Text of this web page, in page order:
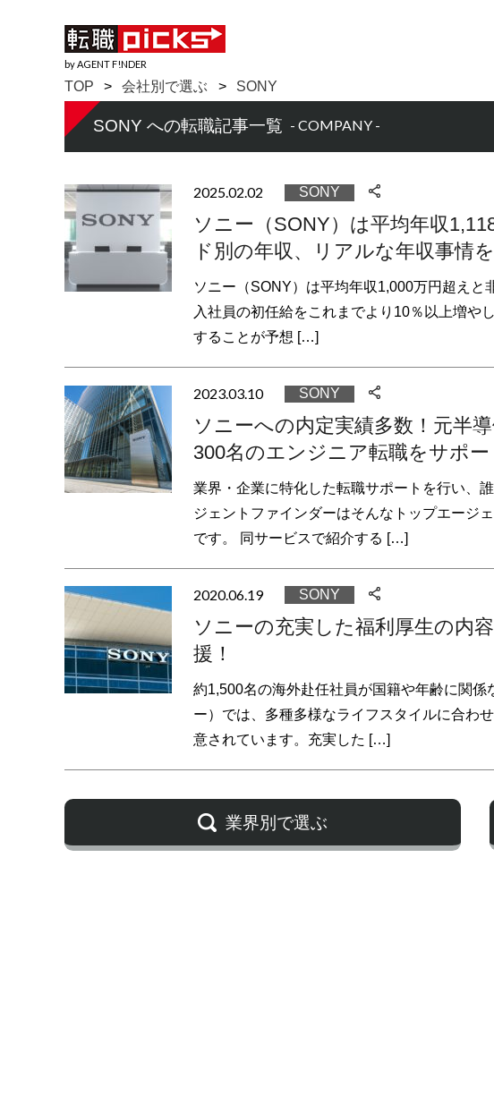
by AGENT F!NDER
TOP 会社別で選ぶ SONY
SONY への転職記事一覧 - COMPANY -
2025.02.02 SONY
ソニー（SONY）は平均年収
ド別の年収、リアルな年収事情
ソニー（SONY）は平均年収1,000万円超え
入社員の初任給をこれまでより10％以上増や
することが予想 […]
2023.03.10 SONY
ソニーへの内定実績多数！元半
300名のエンジニア転職をサポー
業界・企業に特化した転職サポートを行い、
ジェントファインダーはそんなトップエージ
です。 同サービスで紹介する […]
2020.06.19 SONY
ソニーの充実した福利厚生の内
援！
約1,500名の海外赴任社員が国籍や年齢に関
ー）では、多種多様なライフスタイルに合わ
意されています。充実した […]
業界別で選ぶ